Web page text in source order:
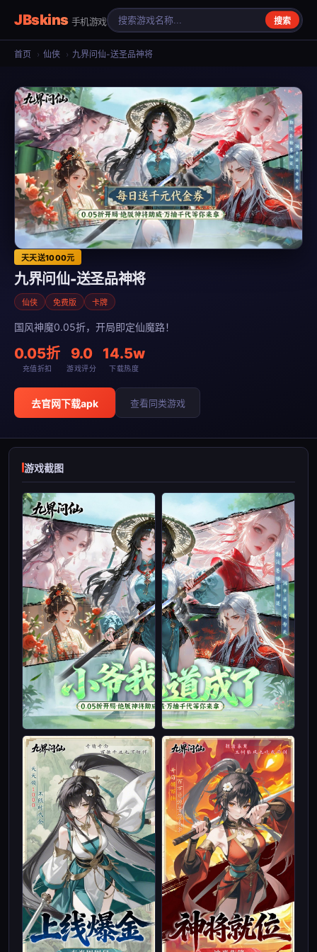
JBskins 手机游戏 搜索
首页 › 仙侠 › 九界问仙-送圣品神将
天天送1000元
九界问仙-送圣品神将
仙侠 免费版 卡牌
国风神魔0.05折，开局即定仙魔路！
0.05折
充值折扣
9.0
游戏评分
14.5w
下载热度
去官网下载apk 查看同类游戏
游戏截图